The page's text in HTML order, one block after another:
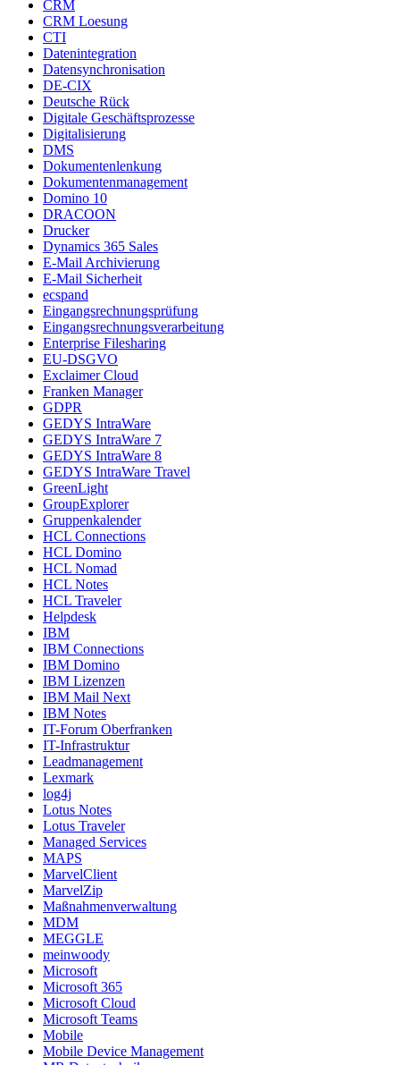
CRM
CRM Loesung
CTI
Datenintegration
Datensynchronisation
DE-CIX
Deutsche Rück
Digitale Geschäftsprozesse
Digitalisierung
DMS
Dokumentenlenkung
Dokumentenmanagement
Domino 10
DRACOON
Drucker
Dynamics 365 Sales
E-Mail Archivierung
E-Mail Sicherheit
ecspand
Eingangsrechnungsprüfung
Eingangsrechnungsverarbeitung
Enterprise Filesharing
EU-DSGVO
Exclaimer Cloud
Franken Manager
GDPR
GEDYS IntraWare
GEDYS IntraWare 7
GEDYS IntraWare 8
GEDYS IntraWare Travel
GreenLight
GroupExplorer
Gruppenkalender
HCL Connections
HCL Domino
HCL Nomad
HCL Notes
HCL Traveler
Helpdesk
IBM
IBM Connections
IBM Domino
IBM Lizenzen
IBM Mail Next
IBM Notes
IT-Forum Oberfranken
IT-Infrastruktur
Leadmanagement
Lexmark
log4j
Lotus Notes
Lotus Traveler
Managed Services
MAPS
MarvelClient
MarvelZip
Maßnahmenverwaltung
MDM
MEGGLE
meinwoody
Microsoft
Microsoft 365
Microsoft Cloud
Microsoft Teams
Mobile
Mobile Device Management